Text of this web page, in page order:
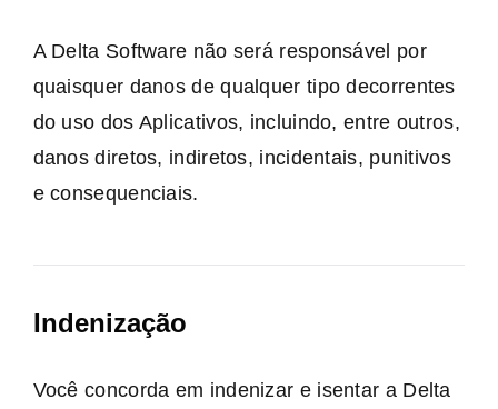
A Delta Software não será responsável por
quaisquer danos de qualquer tipo decorrentes
do uso dos Aplicativos, incluindo, entre outros,
danos diretos, indiretos, incidentais, punitivos
e consequenciais.
Indenização
Você concorda em indenizar e isentar a Delta